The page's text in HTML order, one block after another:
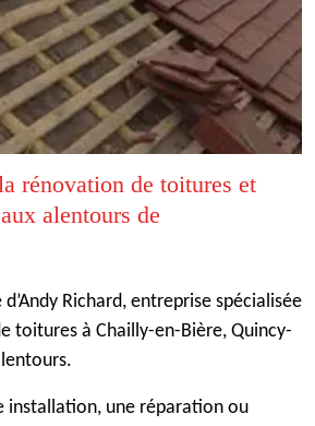
rénovation de toitures et
alentours de
Richard, entreprise spécialisée
toitures à Chailly-en-Bière, Quincy-
installation, une réparation ou